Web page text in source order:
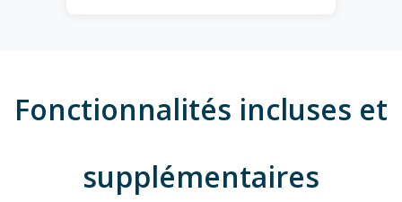
Fonctionnalités incluses et
supplémentaires